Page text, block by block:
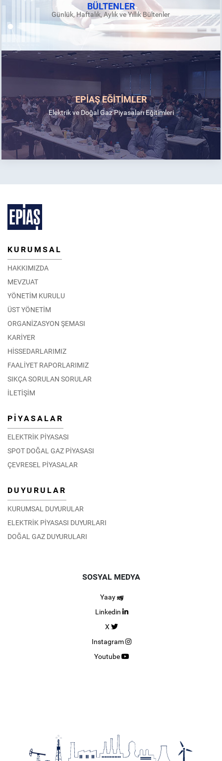
BÜLTENLER
Günlük, Haftalık, Aylık ve Yıllık Bültenler
EPİAŞ EĞİTİMLER
Elektrik ve Doğal Gaz Piyasaları Eğitimleri
KURUMSAL
HAKKIMIZDA
MEVZUAT
YÖNETİM KURULU
ÜST YÖNETİM
ORGANİZASYON ŞEMASI
KARİYER
HİSSEDARLARIMIZ
FAALİYET RAPORLARIMIZ
SIKÇA SORULAN SORULAR
İLETİŞİM
PİYASALAR
ELEKTRİK PİYASASI
SPOT DOĞAL GAZ PİYASASI
ÇEVRESEL PİYASALAR
DUYURULAR
KURUMSAL DUYURULAR
ELEKTRİK PİYASASI DUYURLARI
DOĞAL GAZ DUYURULARI
SOSYAL MEDYA
Yaay
Linkedin
X
Instagram
Youtube